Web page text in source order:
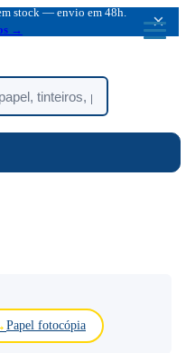
stock — envio em 48h.
→
×
Papel fotocópia